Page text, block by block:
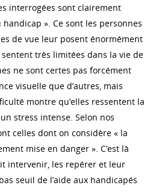
interrogées sont clairement
». Ce sont les personnes
de vue leur posent énormément
très limitées dans la vie de
ne sont certes pas forcément
visuelle que d’autres, mais
montre qu’elles ressentent la
stress intense. Selon nos
celles dont on considère « la
mise en danger ». C’est là
intervenir, les repérer et leur
seuil de l’aide aux handicapés